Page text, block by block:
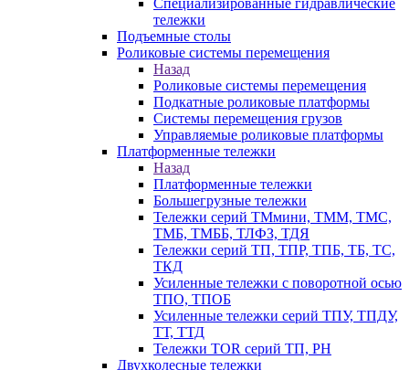
Специализированные гидравлические
тележки
Подъемные столы
Роликовые системы перемещения
Назад
Роликовые системы перемещения
Подкатные роликовые платформы
Системы перемещения грузов
Управляемые роликовые платформы
Платформенные тележки
Назад
Платформенные тележки
Большегрузные тележки
Тележки серий ТМмини, ТММ, ТМС,
ТМБ, ТМББ, ТЛФЗ, ТДЯ
Тележки серий ТП, ТПР, ТПБ, ТБ, ТС,
ТКД
Усиленные тележки с поворотной осью
ТПО, ТПОБ
Усиленные тележки серий ТПУ, ТПДУ,
ТТ, ТТД
Тележки TOR серий ТП, PH
Двухколесные тележки